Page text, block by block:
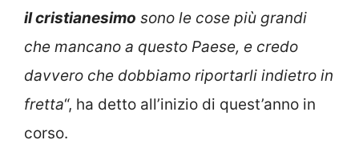
il cristianesimo sono le cose più grandi
che mancano a questo Paese, e credo
davvero che dobbiamo riportarli indietro in
fretta“, ha detto all’inizio di quest’anno in
corso.